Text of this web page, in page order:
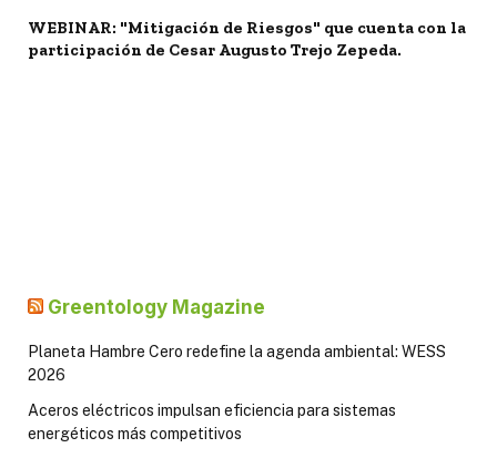
WEBINAR: "Mitigación de Riesgos" que cuenta con la
participación de Cesar Augusto Trejo Zepeda.
Greentology Magazine
Planeta Hambre Cero redefine la agenda ambiental: WESS
2026
Aceros eléctricos impulsan eficiencia para sistemas
energéticos más competitivos